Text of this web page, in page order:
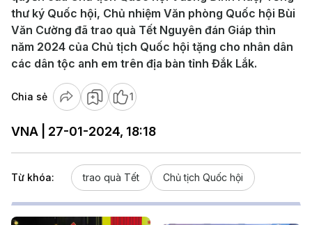
thư ký Quốc hội, Chủ nhiệm Văn phòng Quốc hội Bùi
Văn Cường đã trao quà Tết Nguyên đán Giáp thìn
năm 2024 của Chủ tịch Quốc hội tặng cho nhân dân
các dân tộc anh em trên địa bàn tỉnh Đắk Lắk.
Chia sẻ 1
VNA | 27-01-2024, 18:18
Từ khóa: trao quà Tết Chủ tịch Quốc hội